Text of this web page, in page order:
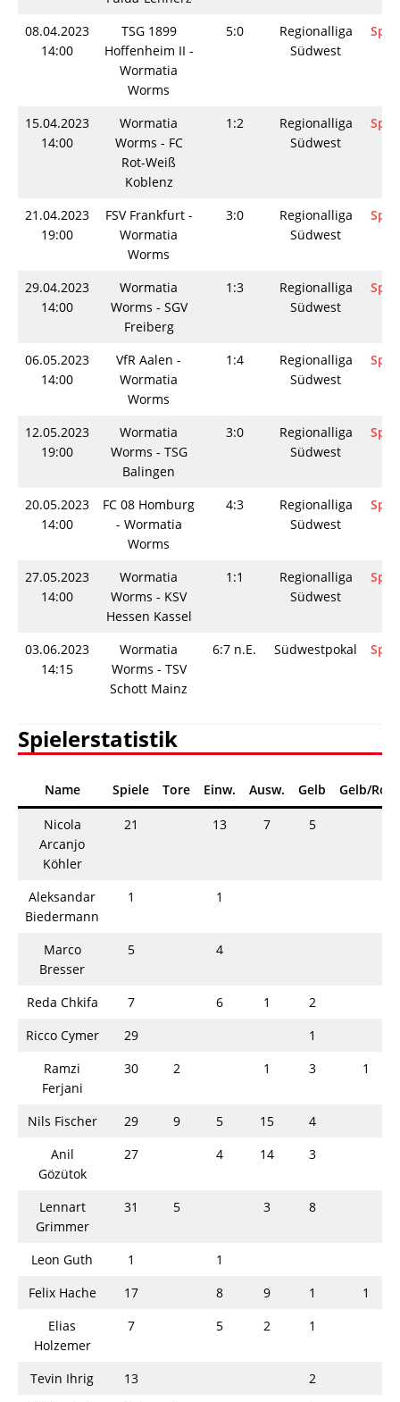
08.04.2023
14:00
TSG 1899
Hoffenheim II -
Wormatia
Worms
5:0
Regionalliga
Südwest
15.04.2023
14:00
Wormatia
Worms - FC
Rot-Weiß
Koblenz
1:2
Regionalliga
Südwest
21.04.2023
19:00
FSV Frankfurt -
Wormatia
Worms
3:0
Regionalliga
Südwest
29.04.2023
14:00
Wormatia
Worms - SGV
Freiberg
1:3
Regionalliga
Südwest
06.05.2023
14:00
VfR Aalen -
Wormatia
Worms
1:4
Regionalliga
Südwest
12.05.2023
19:00
Wormatia
Worms - TSG
Balingen
3:0
Regionalliga
Südwest
20.05.2023
14:00
FC 08 Homburg
- Wormatia
Worms
4:3
Regionalliga
Südwest
27.05.2023
14:00
Wormatia
Worms - KSV
Hessen Kassel
1:1
Regionalliga
Südwest
03.06.2023
14:15
Wormatia
Worms - TSV
Schott Mainz
6:7 n.E. Südwestpokal
Spielerstatistik
Name Spiele Tore Einw. Ausw. Gelb Gelb/Rot
Nicola
Arcanjo
Köhler
21 13 7 5
Aleksandar
Biedermann
1 1
Marco
Bresser
5 4
Reda Chkifa 7 6 1
2
Ricco Cymer
29
1
Ramzi
Ferjani
30 2 1 3 1
Nils Fischer 29 9 5 15
4
Anil
Gözütok
27 4 14 3
Lennart
Grimmer
31 5 3 8
Leon Guth 1
1
Felix Hache
17 8 9 1
1
Elias
Holzemer
7 5 2 1
Tevin Ihrig 13
2